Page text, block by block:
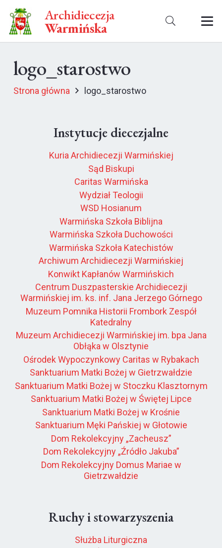
Archidiecezja
Warmińska
logo_starostwo
Strona główna logo_starostwo
Instytucje diecezjalne
Kuria Archidiecezji Warmińskiej
Sąd Biskupi
Caritas Warmińska
Wydział Teologii
WSD Hosianum
Warmińska Szkoła Biblijna
Warmińska Szkoła Duchowości
Warmińska Szkoła Katechistów
Archiwum Archidiecezji Warmińskiej
Konwikt Kapłanów Warmińskich
Centrum Duszpasterskie Archidiecezji
Warmińskiej im. ks. inf. Jana Jerzego Górnego
Muzeum Pomnika Historii Frombork Zespół
Katedralny
Muzeum Archidiecezji Warmińskiej im. bpa Jana
Obłąka w Olsztynie
Ośrodek Wypoczynkowy Caritas w Rybakach
Sanktuarium Matki Bożej w Gietrzwałdzie
Sanktuarium Matki Bożej w Stoczku Klasztornym
Sanktuarium Matki Bożej w Świętej Lipce
Sanktuarium Matki Bożej w Krośnie
Sanktuarium Męki Pańskiej w Głotowie
Dom Rekolekcyjny „Zacheusz”
Dom Rekolekcyjny „Źródło Jakuba”
Dom Rekolekcyjny Domus Mariae w
Gietrzwałdzie
Ruchy i stowarzyszenia
Służba Liturgiczna